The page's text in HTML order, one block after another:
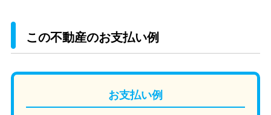
この不動産のお支払い例
お支払い例